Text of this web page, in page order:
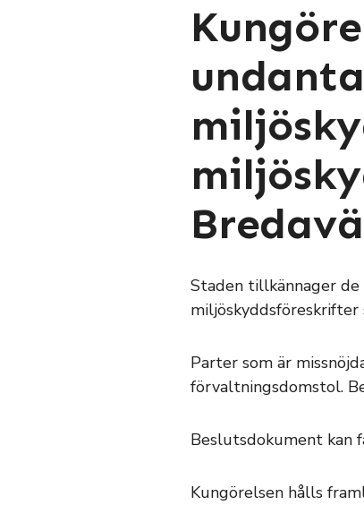
Staden tillkännager
Parter som är
förvaltningsdomstol.
Beslutsdokument kan
Kungörelsen hålls